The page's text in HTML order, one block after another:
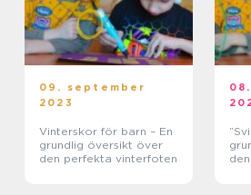
09. september
2023
Vinterskor för barn – En
grundlig översikt över
den perfekta vinterfoten